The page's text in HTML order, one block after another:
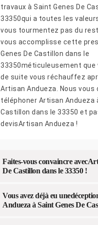
travaux à Saint Genes De
33350qui a toutes les
vous tourmentez pas du
vous accomplisse cette
Genes De Castillon dans le
33350méticuleusement que
de suite vous réchauffez
Artisan Andueza. Nous vous
téléphoner Artisan Andueza
Castillon dans le 33350 et
devisArtisan Andueza !
Faites-vous convaincre
De Castillon dans le 33350 !
Vous avez déjà eu
Andueza à Saint Genes De